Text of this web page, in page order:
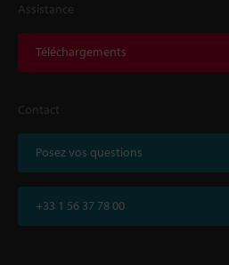
Assistance
Téléchargements
Contact
Posez vos questions
+33 1 56 37 78 00